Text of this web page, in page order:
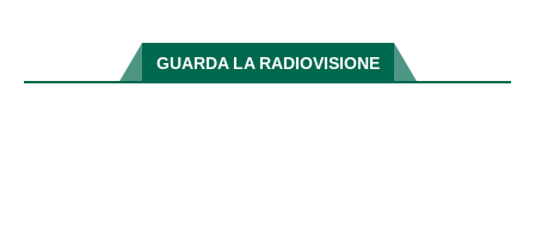
GUARDA LA RADIOVISIONE